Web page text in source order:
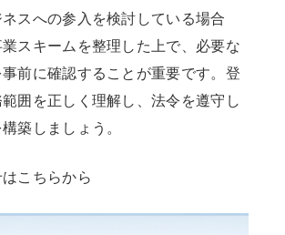
スへの参入を検討している場合
スキームを整理した上で、必要な
前に確認することが重要です。登
囲を正しく理解し、法令を遵守し
築しましょう。
こちらから